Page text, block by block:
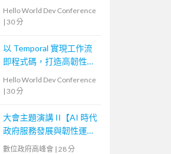
Hello World Dev Conference
| 30 分
以 Temporal 實現工作流
即程式碼，打造高韌性流
Hello World Dev Conference
| 30 分
大會主題演講 II【AI 時代
政府服務發展與韌性運作
的潛能及挑戰】
數位政府高峰會 | 28 分